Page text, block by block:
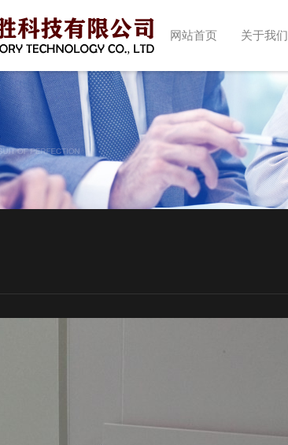
网站首页 关于我们